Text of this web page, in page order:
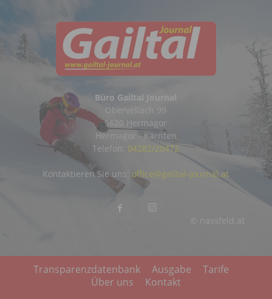
Büro Gailtal Journal
Obervellach 99
9620 Hermagor
Hermagor - Kärnten
Telefon: 04282/20472
© nassfeld.at
Kontaktieren Sie uns: office@gailtal-journal.at
Transparenzdatenbank Ausgabe
Tarife
Über uns
Kontakt